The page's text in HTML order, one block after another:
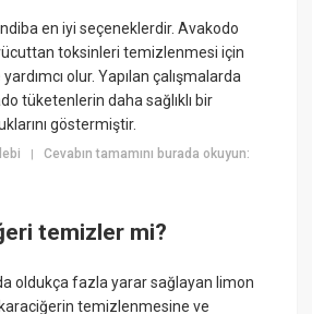
en iyi seçeneklerdir. Avakodo
toksinleri temizlenmesi için
olur. Yapılan çalışmalarda
tüketenlerin daha sağlıklı bir
göstermiştir.
|Cevabın tamamını burada okuyun:
temizler mi?
oldukça fazla yarar sağlayan limon
temizlenmesine ve